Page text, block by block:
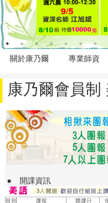
關於康乃爾 專業師資
康乃爾會員制
● 開課資訊